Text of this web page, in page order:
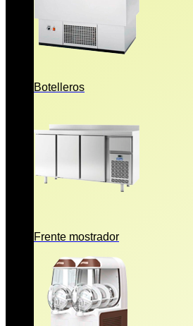
Botelleros
Frente mostrador